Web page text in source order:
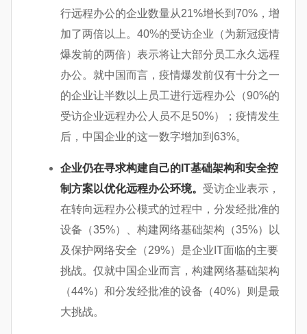
行远程办公的企业数量从21%增长到70%，增
加了两倍以上。40%的受访企业（为新冠疫情
爆发前的两倍）表示将让大部分员工永久远程
办公。就中国而言，疫情爆发前仅有十分之一
的企业让半数以上员工进行远程办公（90%的
受访企业远程办公人员不足50%）；疫情发生
后，中国企业的这一数字增加到63%。
企业仍在寻求构建自己的 IT基础架构和安全控
制方案以优化远程办公环境。 受访企业表示，
在转向远程办公模式的过程中，分发经批准的
设备（35%）、构建网络基础架构（35%）以
及保护网络安全（29%）是企业IT面临的主要
挑战。仅就中国企业而言，构建网络基础架构
（44%）和分发经批准的设备（40%）则是最
大挑战。